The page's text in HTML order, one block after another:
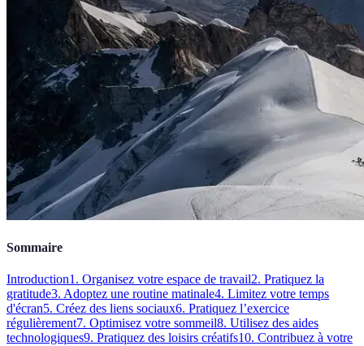
Sommaire
Introduction1. Organisez votre espace de travail2. Pratiquez la
gratitude3. Adoptez une routine matinale4. Limitez votre temps
d'écran5. Créez des liens sociaux6. Pratiquez l’exercice
régulièrement7. Optimisez votre sommeil8. Utilisez des aides
technologiques9. Pratiquez des loisirs créatifs10. Contribuez à votre